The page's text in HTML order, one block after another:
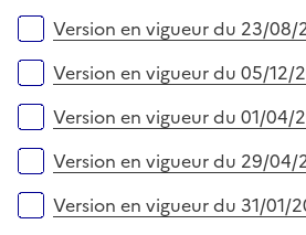
Version en vigueur du 23/
Version en vigueur du 05/12/
Version en vigueur du 01/04/
Version en vigueur du 29/04/
Version en vigueur du 31/01/